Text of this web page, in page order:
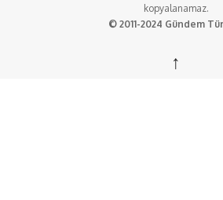
kopyalanamaz.
© 2011-2024 Gündem
↑